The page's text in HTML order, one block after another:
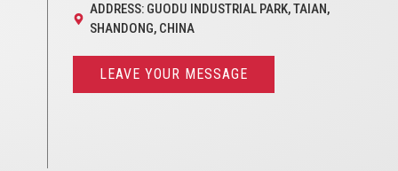
ADDRESS: GUODU INDUSTRIAL PARK, TAIAN,
SHANDONG, CHINA
LEAVE YOUR MESSAGE